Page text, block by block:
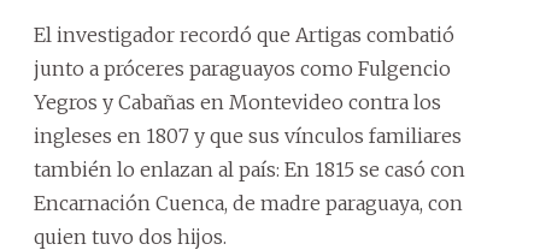
El investigador recordó que Artigas combatió
junto a próceres paraguayos como Fulgencio
Yegros y Cabañas en Montevideo contra los
ingleses en 1807 y que sus vínculos familiares
también lo enlazan al país: En 1815 se casó con
Encarnación Cuenca, de madre paraguaya, con
quien tuvo dos hijos.